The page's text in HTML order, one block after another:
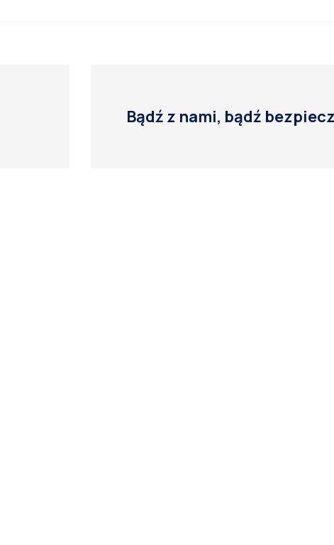
Bądź z nami, bądź